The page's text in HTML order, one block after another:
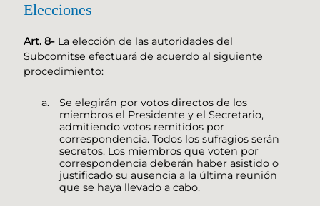
Elecciones
Art. 8- La elección de las autoridades del
Subcomitse efectuará de acuerdo al siguiente
procedimiento:
Se elegirán por votos directos de los
miembros el Presidente y el Secretario,
admitiendo votos remitidos por
correspondencia. Todos los sufragios serán
secretos. Los miembros que voten por
correspondencia deberán haber asistido o
justificado su ausencia a la última reunión
que se haya llevado a cabo.